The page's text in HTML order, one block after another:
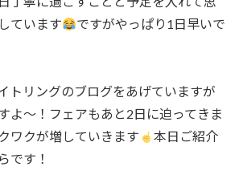
ています
ですがやっぱり1日早いで
トリングのブログをあげていますが
よ〜！フェアもあと2日に迫ってきま
ワクが増していきます
本日ご紹介
です！